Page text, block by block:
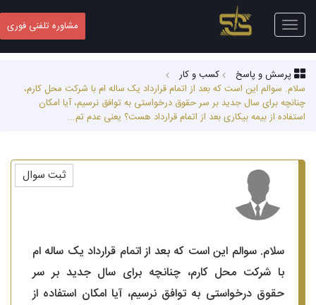
Toggle
navigation
مشاوره تلفنی فوری
پرسش و پاسخ
کسب‌ و کار
سلام. سوالم این است که بعد از اتمام قرارداد یک ساله ام با شرکت محل کارم،
چنانچه برای سال جدید بر سر حقوق درخواستی به توافق نرسیم، آیا امکان
استفاده از بیمه بیکاری بعد از اتمام قرارداد هست؟ یعنی عدم تم...
سلام. سوالم این است که بعد از اتمام قرارداد یک ساله ام
با شرکت محل کارم، چنانچه برای سال جدید بر سر
حقوق درخواستی به توافق نرسیم، آیا امکان استفاده از
ثبت سوال